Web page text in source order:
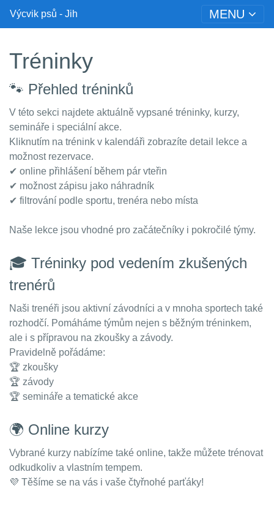
Výcvik psů - Jih MENU
Tréninky
🐾 Přehled tréninků
V této sekci najdete aktuálně vypsané tréninky, kurzy,
semináře i speciální akce.
Kliknutím na trénink v kalendáři zobrazíte detail lekce a
možnost rezervace.
✔ online přihlášení během pár vteřin
✔ možnost zápisu jako náhradník
✔ filtrování podle sportu, trenéra nebo místa
Naše lekce jsou vhodné pro začátečníky i pokročilé týmy.
🎓 Tréninky pod vedením zkušených
trenérů
Naši trenéři jsou aktivní závodníci a v mnoha sportech také
rozhodčí. Pomáháme týmům nejen s běžným tréninkem,
ale i s přípravou na zkoušky a závody.
Pravidelně pořádáme:
🏆 zkoušky
🏆 závody
🏆 semináře a tematické akce
🌍 Online kurzy
Vybrané kurzy nabízíme také online, takže můžete trénovat
odkudkoliv a vlastním tempem.
💜 Těšíme se na vás i vaše čtyřnohé parťáky!